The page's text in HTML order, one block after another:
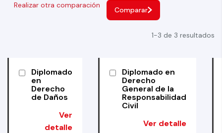
Realizar otra comparación
Comparar
1-3 de 3 resultados
Diplomado
en
Derecho
de Daños
Ver
detalle
Diplomado en
Derecho
General de la
Responsabilidad
Civil
Ver detalle